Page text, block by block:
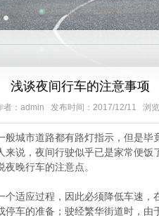
浅谈夜间行车的注意事项
：admin 发布时间：2017/12/11 浏
城市道路都有路灯指示，但是毕
来说，夜间行驶似乎已是家常便
晚行车的注意点。
适应过程，因此必须降低车速，
车的准备；驶经繁华街道时，由